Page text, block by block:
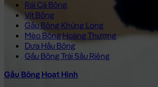
Rái Cá Bông
Vịt Bông
Gấu Bông Khủng Long
Mèo Bông Hoàng Thượng
Dưa Hấu Bông
Gấu Bông Trái Sầu Riêng
Gấu Bông Hoạt Hình